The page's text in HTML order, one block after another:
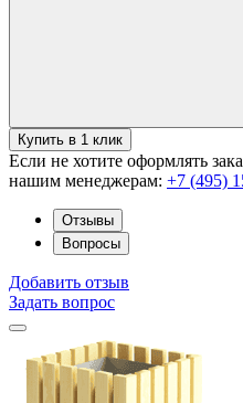
Купить в 1 клик
Если не хотите оформлять
нашим менеджерам: +7 (495)
Отзывы
Вопросы
Добавить отзыв
Задать вопрос